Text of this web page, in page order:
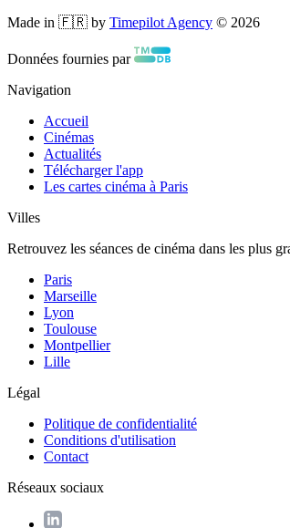
Made in 🇫🇷 by Timepilot Agency © 2026
Données fournies par
Navigation
Accueil
Cinémas
Actualités
Télécharger l'app
Les cartes cinéma à Paris
Villes
Retrouvez les séances de cinéma dans les plus
Paris
Marseille
Lyon
Toulouse
Montpellier
Lille
Légal
Politique de confidentialité
Conditions d'utilisation
Contact
Réseaux sociaux